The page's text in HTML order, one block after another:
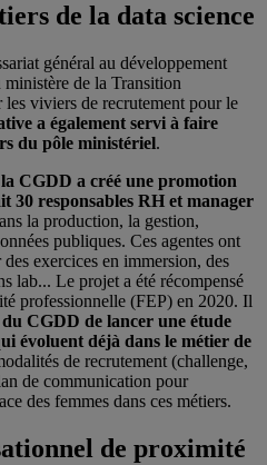
de la data science
général au développement
de la Transition
viviers de recrutement pour le
a également servi à faire
du pôle ministériel.
CGDD a créé une promotion
30 responsables RH et manager
la production, la gestion,
publiques. Ces agentes ont
exercices en immersion, des
lab... Le projet a été récompensé
professionnelle (FEP) en 2020. Il
CGDD de lancer une étude
évoluent déjà dans le métier de
de recrutement (challenge,
de communication pour
des femmes dans ces métiers.
de proximité